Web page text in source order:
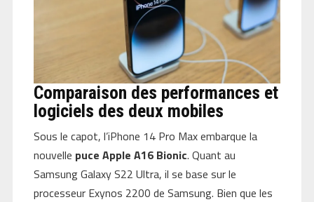
Comparaison des performances et
logiciels des deux mobiles
Sous le capot, l’iPhone 14 Pro Max embarque la
nouvelle puce Apple A16 Bionic. Quant au
Samsung Galaxy S22 Ultra, il se base sur le
processeur Exynos 2200 de Samsung. Bien que les